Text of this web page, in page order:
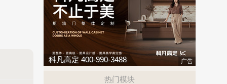
科凡高定 400-990-3488 广告
热门模块